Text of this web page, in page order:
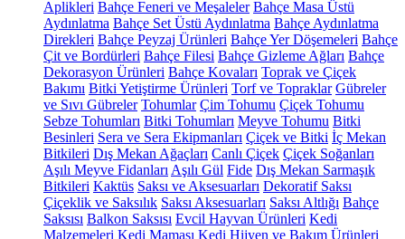
Aplikleri Bahçe Feneri ve Meşaleler Bahçe Masa Üstü
Aydınlatma Bahçe Set Üstü Aydınlatma Bahçe Aydınlatma
Direkleri Bahçe Peyzaj Ürünleri Bahçe Yer Döşemeleri Bahçe
Çit ve Bordürleri Bahçe Filesi Bahçe Gizleme Ağları Bahçe
Dekorasyon Ürünleri Bahçe Kovaları Toprak ve Çiçek
Bakımı Bitki Yetiştirme Ürünleri Torf ve Topraklar Gübreler
ve Sıvı Gübreler Tohumlar Çim Tohumu Çiçek Tohumu
Sebze Tohumları Bitki Tohumları Meyve Tohumu Bitki
Besinleri Sera ve Sera Ekipmanları Çiçek ve Bitki İç Mekan
Bitkileri Dış Mekan Ağaçları Canlı Çiçek Çiçek Soğanları
Aşılı Meyve Fidanları Aşılı Gül Fide Dış Mekan Sarmaşık
Bitkileri Kaktüs Saksı ve Aksesuarları Dekoratif Saksı
Çiçeklik ve Saksılık Saksı Aksesuarları Saksı Altlığı Bahçe
Saksısı Balkon Saksısı Evcil Hayvan Ürünleri Kedi
Malzemeleri Kedi Maması Kedi Hijyen ve Bakım Ürünleri